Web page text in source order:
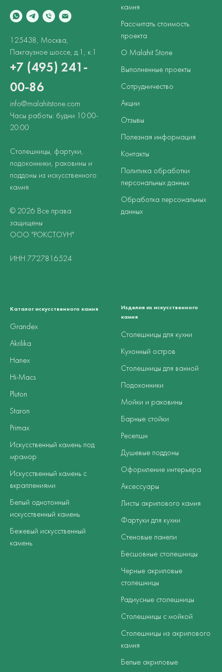
125438, Москва,
Пакгаузное шоссе, д.1, к.1
+7 (495) 241-
00-86
info@malahitstone.com
Часы работы: будни 10:00-
20:00
Столешницы, фартуки,
подоконники, раковины и
поддоны из искусственного
камня
© 2026 Все права
защищены
ООО "РОКСТОУН"
ИНН 7727816524
камня
Рассчитать стоимость
проекта
О Malahit Stone
Выполненные проекты
Сотрудничество
Акции
Отзывы
Полезная информация
Контакты
Политика обработки
персональных данных
Обработка персональных
данных
Каталог искусственного камня
Grandex
Akrilika
Hanex
Hi-Macs
Pluton
Staron
Primax
Искусственный камень под
мрамор
Искусственный камень с
вкраплениями
Белый однотонный
искусственный камень
Бежевый искусственный
камень
Изделия из искусственного
камня
Столешницы для кухни
Кухонный остров
Столешницы для ванной
Подоконники
Мойки и раковины
Барные стойки
Ресепшн
Душевые поддоны
Оформление интерьера
Аксессуары
Листы акрилового камня
Фартуки для кухни
Стеновые панели
Бесшовные столешницы
Черные акриловые
столешницы
Радиусные столешницы
Столешницы с мойкой
Столешницы из акрилового
камня
Белые акриловые